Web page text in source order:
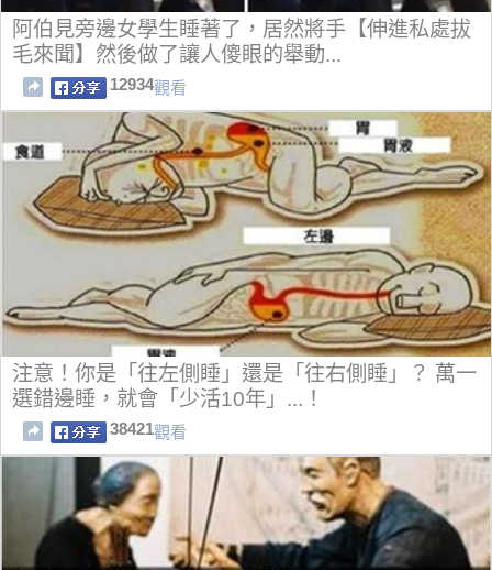
阿伯見旁邊女學生睡著了，居然將手【伸進私處拔
毛來聞】然後做了讓人傻眼的舉動...
12934觀看
注意！你是「往左側睡」還是「往右側睡」？ 萬一
選錯邊睡，就會「少活10年」...！
38421觀看